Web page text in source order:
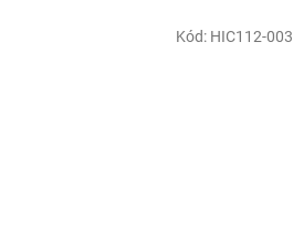
Kód: HIC112-003